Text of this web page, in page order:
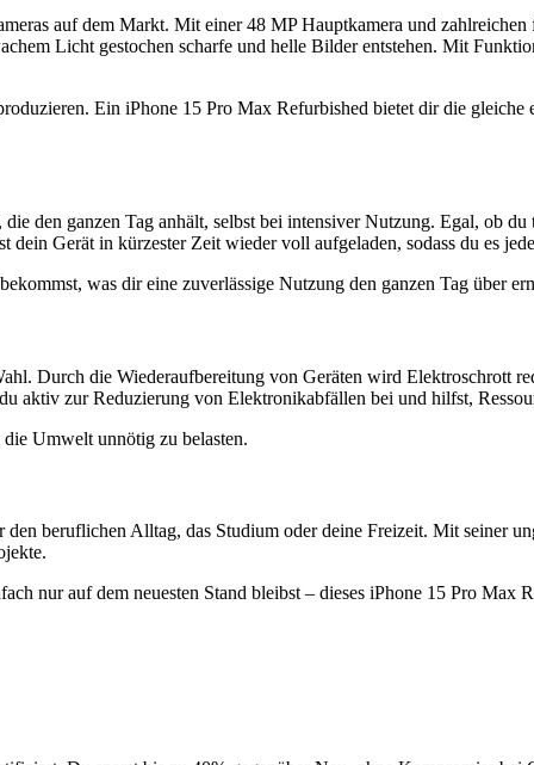
auf dem Markt. Mit einer 48 MP Hauptkamera und
Licht gestochen scharfe und helle Bilder entstehen. Mit
Ein iPhone 15 Pro Max Refurbished bietet dir die gleiche
den ganzen Tag anhält, selbst bei intensiver Nutzung. Egal, ob
Gerät in kürzester Zeit wieder voll aufgeladen, sodass du es
was dir eine zuverlässige Nutzung den ganzen Tag über
Durch die Wiederaufbereitung von Geräten wird Elektroschrott
aktiv zur Reduzierung von Elektronikabfällen bei und hilfst,
Umwelt unnötig zu belasten.
beruflichen Alltag, das Studium oder deine Freizeit. Mit seiner
nur auf dem neuesten Stand bleibst – dieses iPhone 15 Pro Max